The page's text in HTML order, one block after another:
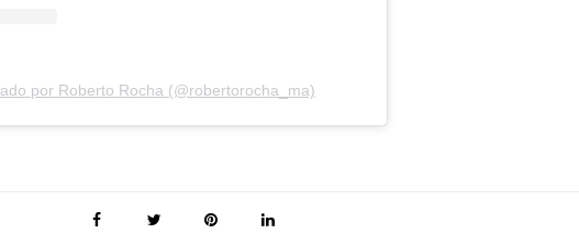
por Roberto Rocha (@robertorocha_ma)